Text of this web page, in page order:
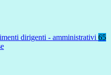
dirigenti - amministrativi 65